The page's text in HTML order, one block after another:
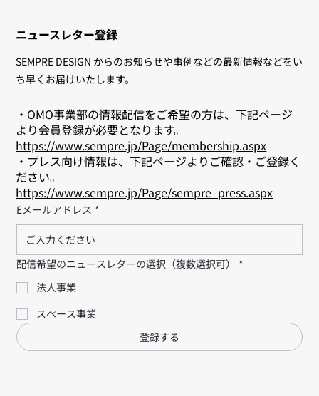
ニュースレター登録
SEMPRE DESIGN からのお知らせや事例などの最新情報などをい
ち早くお届けいたします。
・OMO事業部の情報配信をご希望の方は、下記ページ
より会員登録が必要となります。
https://www.sempre.jp/Page/membership.aspx
・プレス向け情報は、下記ページよりご確認・ご登録く
ださい。
https://www.sempre.jp/Page/sempre_press.aspx
Eメールアドレス *
配信希望のニュースレターの選択（複数選択可）
*
法人事業
スペース事業
登録する